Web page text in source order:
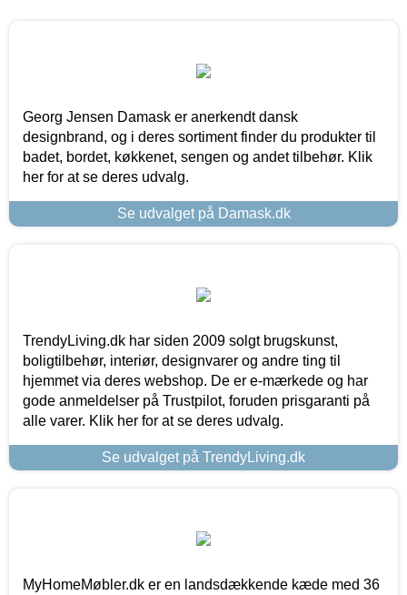
Georg Jensen Damask er anerkendt dansk
designbrand, og i deres sortiment finder du produkter til
badet, bordet, køkkenet, sengen og andet tilbehør. Klik
her for at se deres udvalg.
Se udvalget på Damask.dk
TrendyLiving.dk har siden 2009 solgt brugskunst,
boligtilbehør, interiør, designvarer og andre ting til
hjemmet via deres webshop. De er e-mærkede og har
gode anmeldelser på Trustpilot, foruden prisgaranti på
alle varer. Klik her for at se deres udvalg.
Se udvalget på TrendyLiving.dk
MyHomeMøbler.dk er en landsdækkende kæde med 36